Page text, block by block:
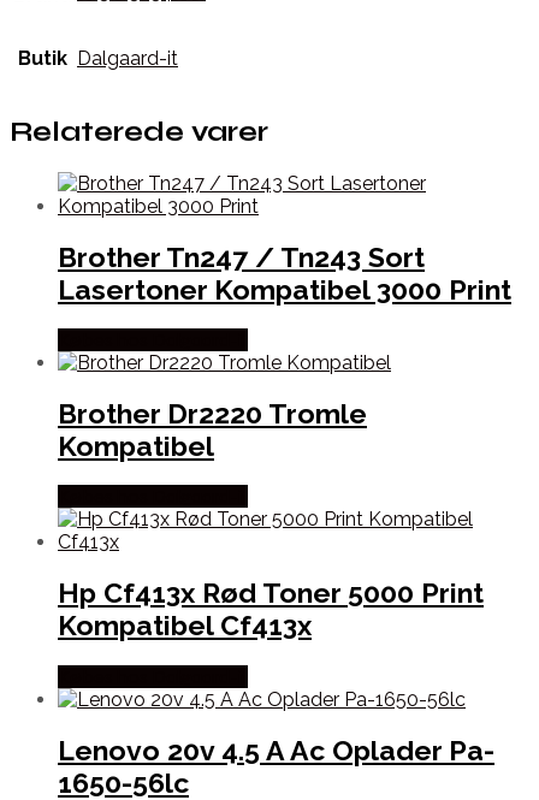
Butik Dalgaard-it
Relaterede varer
Brother Tn247 / Tn243 Sort
Lasertoner Kompatibel 3000 Print
Brother Dr2220 Tromle
Kompatibel
Hp Cf413x Rød Toner 5000 Print
Kompatibel Cf413x
Lenovo 20v 4.5 A Ac Oplader Pa-
1650-56lc